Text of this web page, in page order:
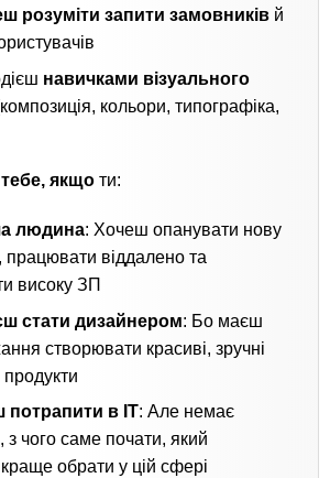
розуміти запити замовників й
навичками візуального
кольори, типографіка,
якщо ти:
людина: Хочеш опанувати нову
працювати віддалено та
високу ЗП
стати дизайнером: Бо маєш
створювати красиві, зручні
продукти
потрапити в IT: Але немає
з чого саме почати, який
обрати у цій сфері